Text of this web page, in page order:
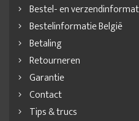
Bestel- en
Bestelinformatie België
Betaling
Retourneren
Garantie
Contact
Tips & trucs